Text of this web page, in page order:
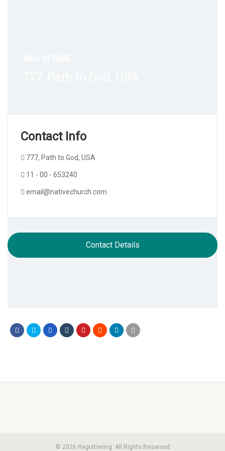
Contact Info
777, Path to God, USA
11 - 00 - 653240
email@nativechurch.com
Contact Details
© 2026 Registrering. All Rights Reserved